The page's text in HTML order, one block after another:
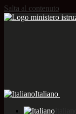
Salta al contenuto
Italiano